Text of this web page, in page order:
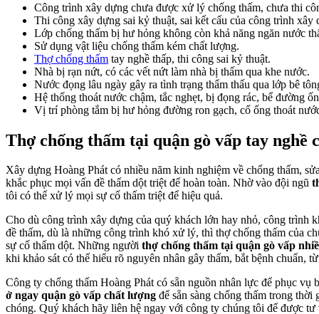
Công trình xây dựng chưa được xử lý chống thấm, chưa thi
Thi công xây dựng sai kỷ thuật, sai kết cấu của công trình xây
Lớp chống thấm bị hư hỏng không còn khả năng ngăn nước
Sử dụng vật liệu chống thấm kém chất lượng.
Thợ chống thấm tay nghề thấp, thi công sai kỷ thuật.
Nhà bị rạn nứt, có các vết nứt làm nhà bị thấm qua khe nước.
Nước đọng lâu ngày gây ra tình trạng thẩm thấu qua lớp bê
Hệ thống thoát nước chậm, tắc nghẹt, bị đọng rác, bể đường
Vị trí phòng tắm bị hư hỏng đường ron gạch, cổ ống thoát
Thợ chống thấm tại quận gò vấp tay nghề
Xây dựng Hoàng Phát có nhiều năm kinh nghiệm về chống thấm,
khắc phục mọi vấn đề thấm dột triệt để hoàn toàn. Nhờ vào đội ngũ
tôi có thể xử lý mọi sự cố thấm triệt để hiệu quả.
Cho dù công trình xây dựng của quý khách lớn hay nhỏ, công trình
đề thấm, dù là những công trình khó xử lý, thì thợ chống thấm của
sự cố thấm dột. Những người thợ chống thấm tại quận gò vấp
khi khảo sát có thể hiểu rõ nguyên nhân gây thấm, bắt bệnh chuẩn,
Công ty chống thấm Hoàng Phát có sẵn nguồn nhân lực để phục vụ
ở ngay quận gò vấp chất lượng để sẵn sàng chống thấm trong
chóng. Quý khách hãy liên hệ ngay với công ty chúng tôi để được